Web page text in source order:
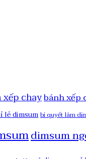
xếp chaybánh xếp
lẻ dimsumbí quyết làm
dimsum